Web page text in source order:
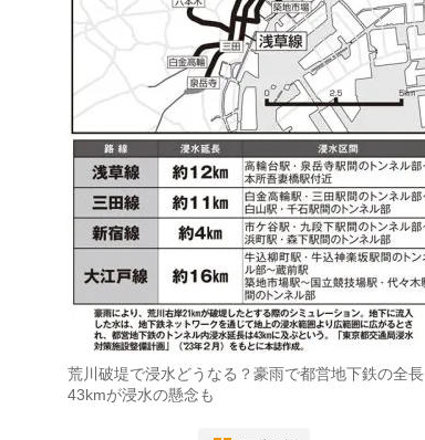
荒川破堤で浸水どうなる？豪雨で都営地下鉄の全長
43kmが浸水の懸念も